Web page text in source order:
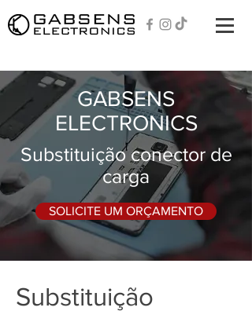
GABSENS
ELECTRONICS
Substituição conector de
carga
SOLICITE UM ORÇAMENTO
Substituição